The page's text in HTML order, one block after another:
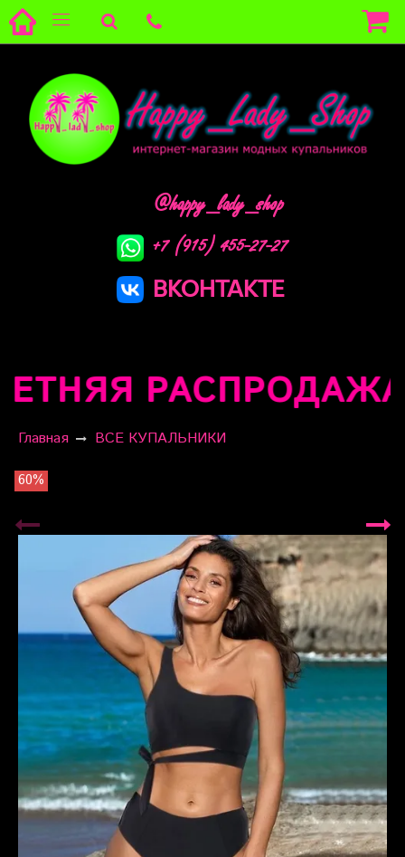
@happy_lady_shop
+7 (915) 455-27-27
ВКОНТАКТЕ
РАСПРОДАЖА
Главная ВСЕ КУПАЛЬНИКИ
60%